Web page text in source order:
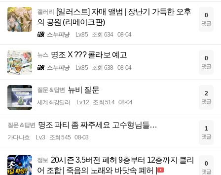
갤러리
[일러스트] 자매 앨범 | 장난기 가득한 오후
의 공원 (리메이크판)
스누피냥 Lv.85 조회 634 08-04
0
댓글
뉴스 명조 X ??? 콜라보 예고
스누피냥 Lv.85 조회 638 08-04
0
댓글
질문＆답변 뉴비 질문
세계최강딜러 Lv.12 조회 514 08-04
2
댓글
질문＆답변 명조 파티 좀 짜주세요 고수형님들…
가다나흐 Lv.3 조회 545 08-03
1
댓글
정보 20시즌 3.5버전 폐허 9층부터 12층까지 클리
어 조합 | 죽음의 노래와 바닷속 폐허 |
0
댓글